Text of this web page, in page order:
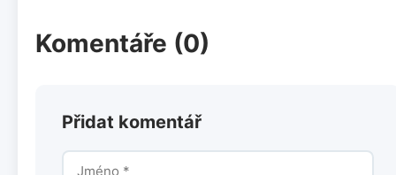
Komentáře (0)
Přidat komentář